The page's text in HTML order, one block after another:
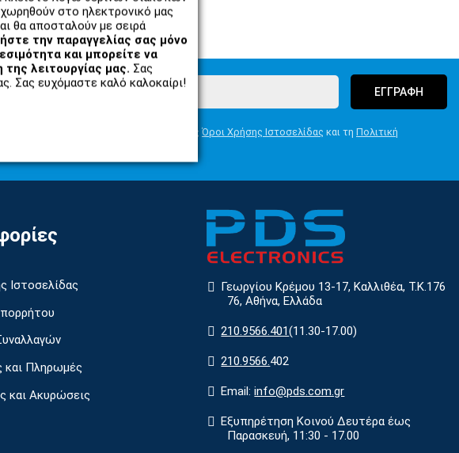
στο ηλεκτρονικό μας
θα αποσταλούν με σειρά
την παραγγελίας σας μόνο
και μπορείτε να
λειτουργίας μας. Σας
Σας ευχόμαστε καλό καλοκαίρι!
μαθαίνετε
προϊόντα!
ΕΓΓΡΑΦΗ
Συμφωνώ με τους Όροι Χρήσης Ιστοσελίδας και τη Πολιτική
Ιστοσελίδας
Πληρωμές
και Ακυρώσεις
Γεωργίου Κρέμου 13-17, Καλλιθέα, Τ.Κ.176
76, Αθήνα, Ελλάδα
210.9566.401(11.30-17.00)
210.9566.402
Email:info@pds.com.gr
Εξυπηρέτηση Κοινού Δευτέρα έως
Παρασκευή, 11:30 - 17.00